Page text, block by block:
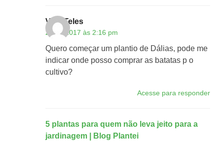
Vani Teles
29/10/2017 às 2:16 pm
Quero começar um plantio de Dálias, pode me
indicar onde posso comprar as batatas p o
cultivo?
Acesse para responder
5 plantas para quem não leva jeito para a
jardinagem | Blog Plantei